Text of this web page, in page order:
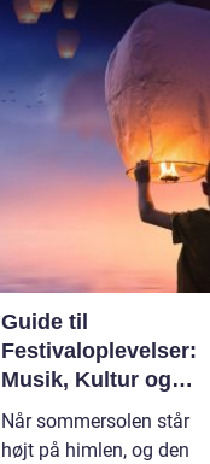
har jagtudstyret udviklet
sig med teknologi og
innovation, hvilket giv...
Guide til
Festivaloplevelser:
Musik, Kultur og
Fællesskab
Når sommersolen står
højt på himlen, og den